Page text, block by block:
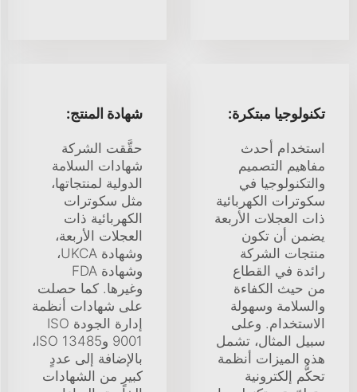
تكنولوجيا مبتكرة:
استخدام أحدث
مفاهيم التصميم
والتكنولوجيا في
سكوترات الكهربائية
ذات العجلات الأربعة
يضمن أن تكون
منتجات الشركة
رائدة في القطاع
من حيث الكفاءة
والسلامة وسهولة
الاستخدام. وعلى
سبيل المثال، تشمل
هذه الميزات أنظمة
تحكُّم إلكترونية
شهادة المنتج:
حقَّقت الشركة
شهادات السلامة
الدولية لمنتجاتها،
مثل سكوترات
الكهربائية ذات
العجلات الأربعة،
وشهادة UKCA،
وشهادة FDA
وغيرها. كما حصلت
على شهادات أنظمة
إدارة الجودة ISO
9001 وISO 13485،
بالإضافة إلى عددٍ
كبيرٍ من الشهادات